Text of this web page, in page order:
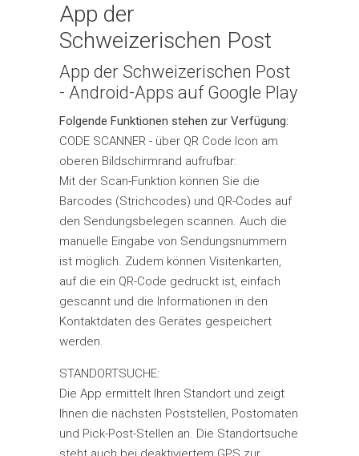
App der
Schweizerischen Post
App der Schweizerischen Post
- Android-Apps auf Google Play
Folgende Funktionen stehen zur Verfügung:
CODE SCANNER - über QR Code Icon am
oberen Bildschirmrand aufrufbar:
Mit der Scan-Funktion können Sie die
Barcodes (Strichcodes) und QR-Codes auf
den Sendungsbelegen scannen. Auch die
manuelle Eingabe von Sendungsnummern
ist möglich. Zudem können Visitenkarten,
auf die ein QR-Code gedruckt ist, einfach
gescannt und die Informationen in den
Kontaktdaten des Gerätes gespeichert
werden.
STANDORTSUCHE:
Die App ermittelt Ihren Standort und zeigt
Ihnen die nächsten Poststellen, Postomaten
und Pick-Post-Stellen an. Die Standortsuche